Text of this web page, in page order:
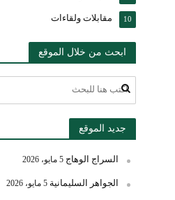
مقابلات ولقاءات 10
ابحث من خلال الموقع
جديد الموقع
السراج الوهاج 5 مايو، 2026
الجواهر السليمانية 5 مايو، 2026